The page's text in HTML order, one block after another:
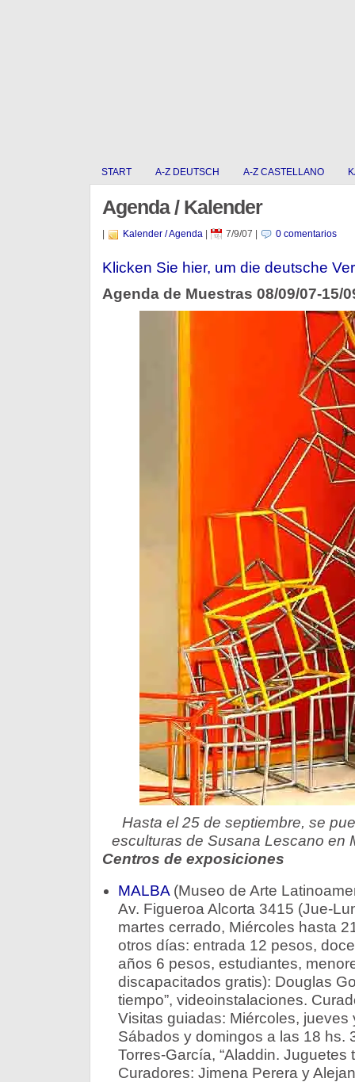
START A-Z DEUTSCH A-Z CASTELLANO
Agenda / Kalender
Kalender / Agenda| 7/9/07 0 comentarios
Klicken Sie hier, um die deutsche
Agenda de Muestras 08/09/07-15/
Hasta el 25 de septiembre, se
esculturas de Susana Lescano en
Centros de exposiciones
MALBA(Museo de Arte
Av. Figueroa Alcorta 3415 (Jue-
martes cerrado, Miércoles hasta
otros días: entrada 12 pesos,
años 6 pesos, estudiantes,
discapacitados gratis): Douglas
tiempo”, videoinstalaciones.
Visitas guiadas: Miércoles, jueves
Sábados y domingos a las 18 hs.
Torres-García, “Aladdin. Juguetes
Curadores: Jimena Perera y